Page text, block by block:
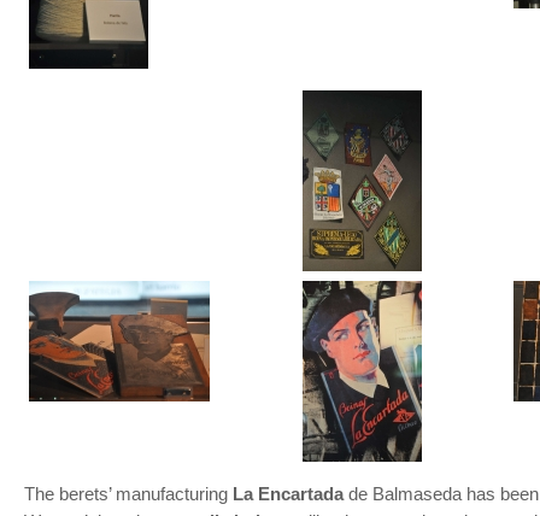
The berets’ manufacturing La Encartada de Balmaseda has